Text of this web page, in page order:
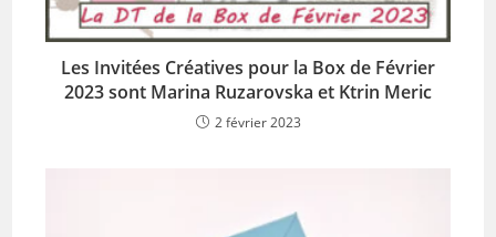
Les Invitées Créatives pour la Box de Février
2023 sont Marina Ruzarovska et Ktrin Meric
2 février 2023